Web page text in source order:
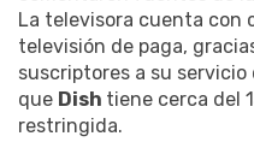
La televisora cuenta con
televisión de paga,
suscriptores a su servicio
que Dish tiene cerca del
restringida.